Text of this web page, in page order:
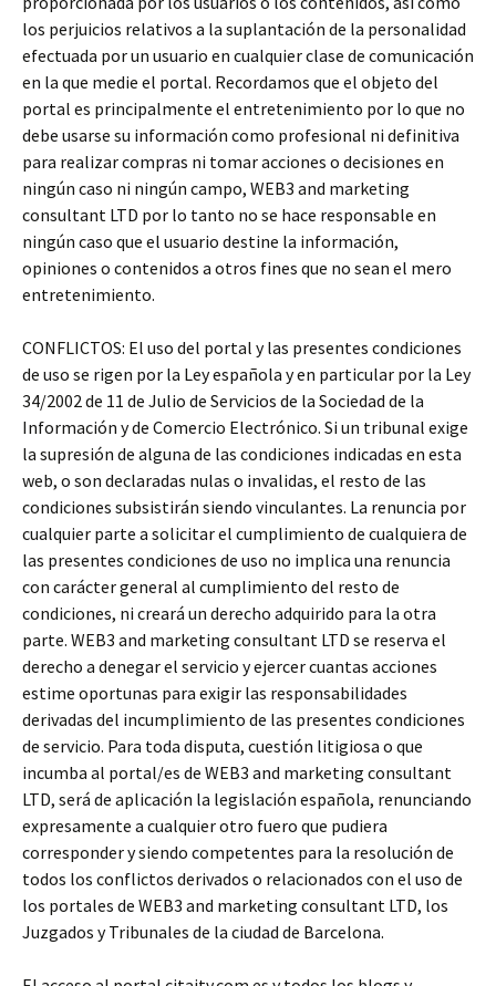
los perjuicios relativos a la suplantación de la personalidad
efectuada por un usuario en cualquier clase de comunicación
en la que medie el portal. Recordamos que el objeto del
portal es principalmente el entretenimiento por lo que no
debe usarse su información como profesional ni definitiva
para realizar compras ni tomar acciones o decisiones en
ningún caso ni ningún campo, WEB3 and marketing
consultant LTD por lo tanto no se hace responsable en
ningún caso que el usuario destine la información,
opiniones o contenidos a otros fines que no sean el mero
entretenimiento.
CONFLICTOS: El uso del portal y las presentes condiciones
de uso se rigen por la Ley española y en particular por la Ley
34/2002 de 11 de Julio de Servicios de la Sociedad de la
Información y de Comercio Electrónico. Si un tribunal exige
la supresión de alguna de las condiciones indicadas en esta
web, o son declaradas nulas o invalidas, el resto de las
condiciones subsistirán siendo vinculantes. La renuncia por
cualquier parte a solicitar el cumplimiento de cualquiera de
las presentes condiciones de uso no implica una renuncia
con carácter general al cumplimiento del resto de
condiciones, ni creará un derecho adquirido para la otra
parte. WEB3 and marketing consultant LTD se reserva el
derecho a denegar el servicio y ejercer cuantas acciones
estime oportunas para exigir las responsabilidades
derivadas del incumplimiento de las presentes condiciones
de servicio. Para toda disputa, cuestión litigiosa o que
incumba al portal/es de WEB3 and marketing consultant
LTD, será de aplicación la legislación española, renunciando
expresamente a cualquier otro fuero que pudiera
corresponder y siendo competentes para la resolución de
todos los conflictos derivados o relacionados con el uso de
los portales de WEB3 and marketing consultant LTD, los
Juzgados y Tribunales de la ciudad de Barcelona.